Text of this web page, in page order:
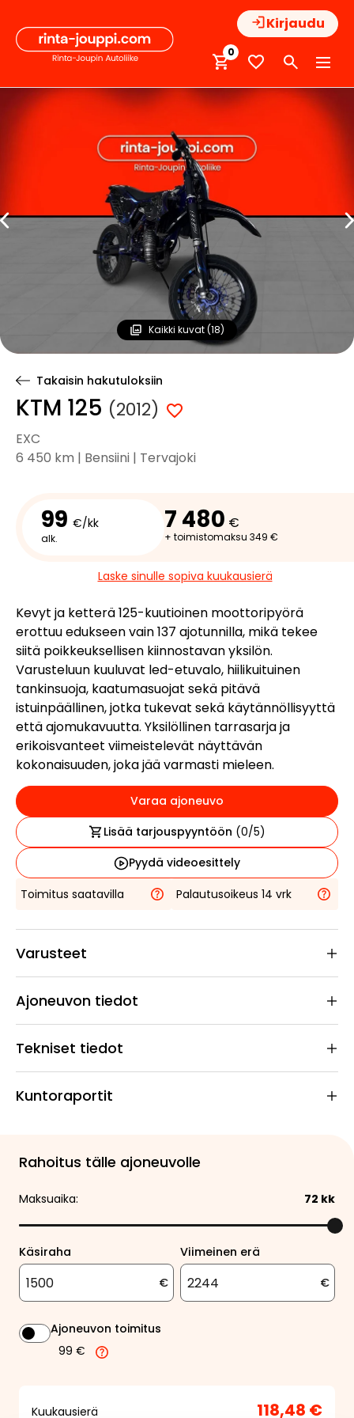
sisältöön
Kirjaudu
0
Kaikki kuvat (18)
Takaisin hakutuloksiin
KTM 125 (2012)
EXC
6 450 km | Bensiini | Tervajoki
99 €/kk
alk.
7 480 €
+ toimistomaksu 349 €
Laske sinulle sopiva kuukausierä
Kevyt ja ketterä 125-kuutioinen moottoripyörä
erottuu edukseen vain 137 ajotunnilla, mikä tekee
siitä poikkeuksellisen kiinnostavan yksilön.
Varusteluun kuuluvat led-etuvalo, hiilikuituinen
tankinsuoja, kaatumasuojat sekä pitävä
istuinpäällinen, jotka tukevat sekä käytännöllisyyttä
että ajomukavuutta. Yksilöllinen tarrasarja ja
erikoisvanteet viimeistelevät näyttävän
kokonaisuuden, joka jää varmasti mieleen.
Varaa ajoneuvo
Lisää tarjouspyyntöön (0/5)
Pyydä videoesittely
Toimitus saatavilla
Palautusoikeus 14 vrk
Varusteet
Ajoneuvon tiedot
Tekniset tiedot
Kuntoraportit
Rahoitus tälle ajoneuvolle
Maksuaika: 72 kk
Käsiraha
€
Viimeinen erä
€
Ajoneuvon toimitus
99 €
Kuukausierä 118,48 €